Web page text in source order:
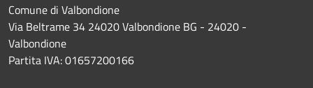
Comune di Valbondione
Via Beltrame 34 24020 Valbondione BG - 24020 -
Valbondione
Partita IVA: 01657200166